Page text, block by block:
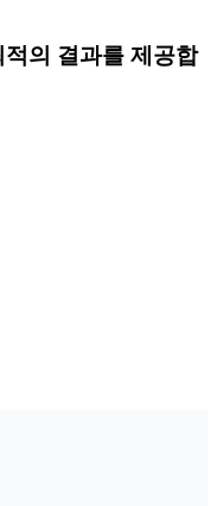
의 결과를 제공합